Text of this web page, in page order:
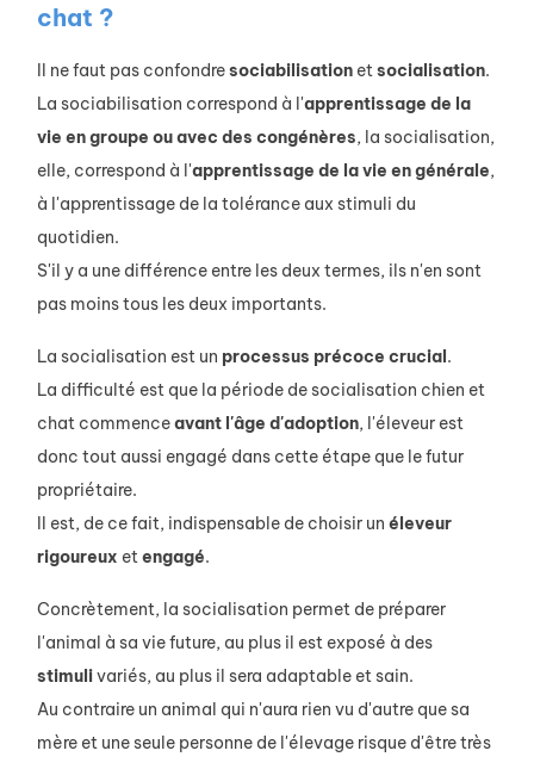
chat ?
Il ne faut pas confondresociabilisation etsocialisation.
La sociabilisation correspond à l'apprentissage de la
vie en groupe ou avec des congénères, la socialisation,
elle, correspond à l'apprentissage de la vie en générale,
à l'apprentissage de la tolérance aux stimuli du
quotidien.
S'il y a une différence entre les deux termes, ils n'en sont
pas moins tous les deux importants.
La socialisation est un processus précoce crucial.
La difficulté est que la période de socialisation chien et
chat commenceavant l'âge d'adoption, l'éleveur est
donc tout aussi engagé dans cette étape que le futur
propriétaire.
Il est, de ce fait, indispensable de choisir un éleveur
rigoureux etengagé.
Concrètement, la socialisation permet de préparer
l'animal à sa vie future, au plus il est exposé à des
stimulivariés, au plus il sera adaptable et sain.
Au contraire un animal qui n'aura rien vu d'autre que sa
mère et une seule personne de l'élevage risque d'être très